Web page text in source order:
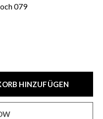
079
HINZUFÜGEN